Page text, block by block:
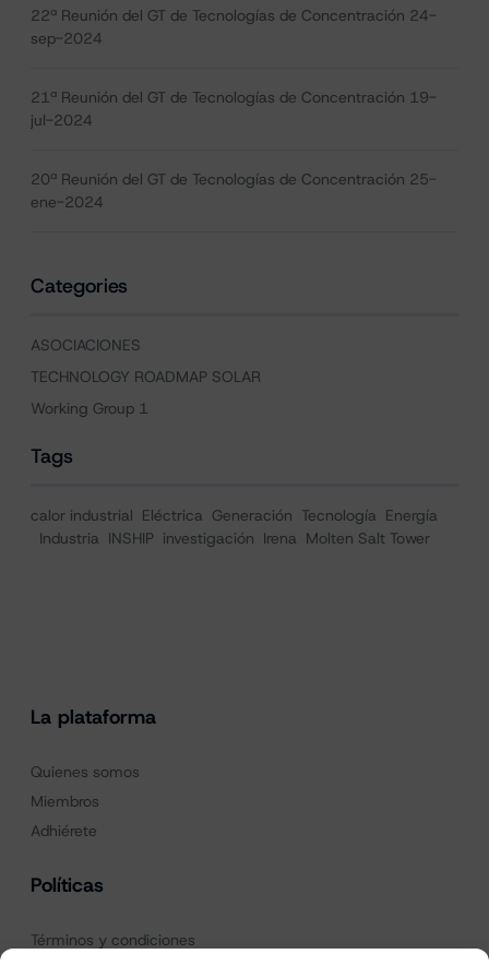
22ª Reunión del GT de Tecnologías de Concentración 24-
sep-2024
21ª Reunión del GT de Tecnologías de Concentración 19-
jul-2024
20ª Reunión del GT de Tecnologías de Concentración 25-
ene-2024
Categories
ASOCIACIONES
TECHNOLOGY ROADMAP SOLAR
Working Group 1
Tags
calor industrial Eléctrica Generación Tecnología Energía
Industria INSHIP investigación Irena Molten Salt Tower
La plataforma
Quienes somos
Miembros
Adhiérete
Políticas
Términos y condiciones